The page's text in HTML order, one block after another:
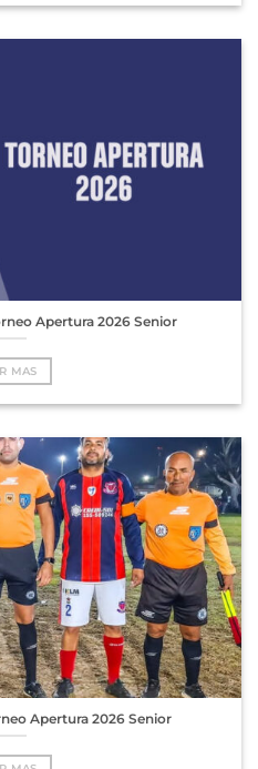
Apertura 2026 Senior
MAS
Apertura 2026 Senior